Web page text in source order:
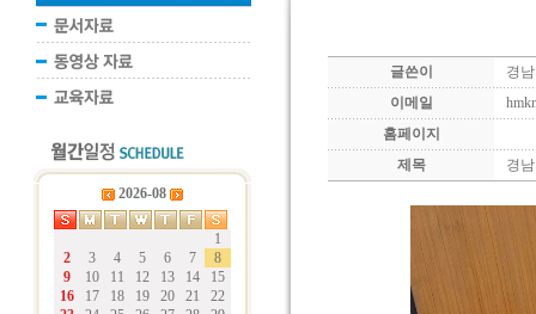
2026-08
1
2
3 4 5 6 7
8
9
10 11 12 13 14
15
16
17 18 19 20 21
22
글쓴이
경
이메일
홈페이지
제목
경